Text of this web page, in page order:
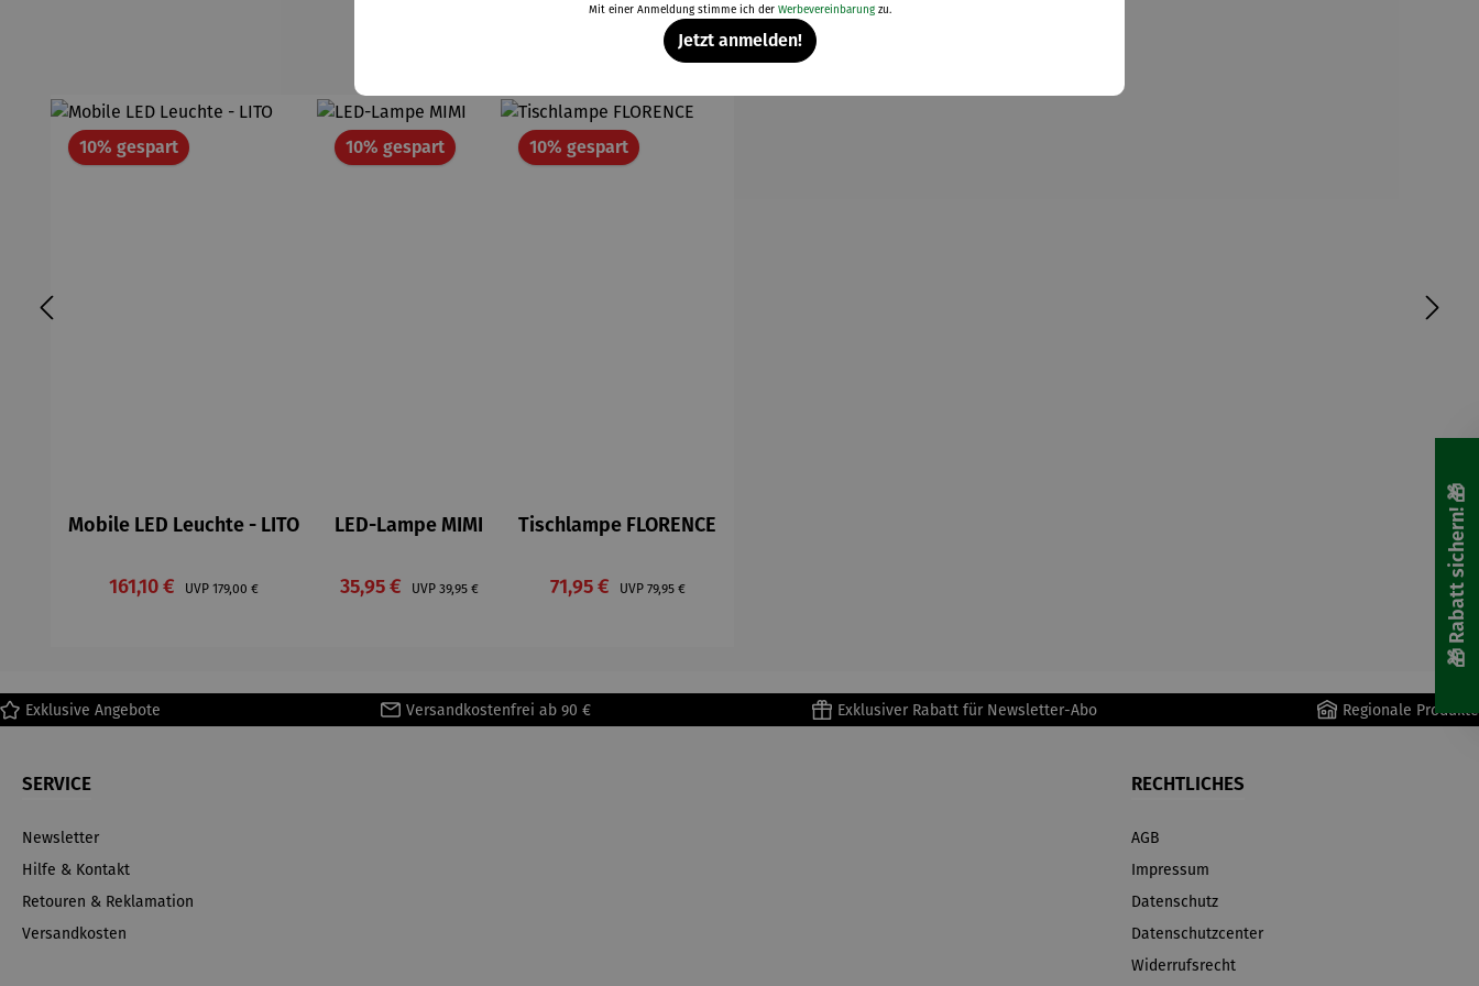
Weitere Produkte
10% gespartRabatt
Mobile LED Leuchte - LITO
Verkaufspreis:
161,10 € UVP Regulärer Preis:
179,00 €
10% gespartRabatt
LED-Lampe MIMI
Verkaufspreis:
35,95 € UVP Regulärer Preis:
39,95 €
10% gespartRabatt
Tischlampe FLORENCE
Verkaufspreis:
71,95 € UVP Regulärer Preis:
79,95 €
Exklusive Angebote Versandkostenfrei ab 90 € Exklusiver Rabatt für Newsletter-Abo Regionale Produkte
SERVICE
Newsletter
Hilfe & Kontakt
Retouren & Reklamation
Versandkosten
RECHTLICHES
AGB
Impressum
Datenschutz
Datenschutzcenter
Widerrufsrecht
🎁 Rabatt sichern! 🎁
Mit einer Anmeldung stimme ich der Werbevereinbarungzu.
Jetzt anmelden!